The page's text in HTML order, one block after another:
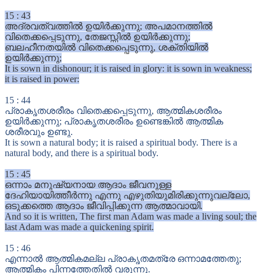
15 : 43
അദ്രവത്വത്തിൽ ഉയിർക്കുന്നു; അപമാനത്തിൽ
വിതെക്കപ്പെടുന്നു, തേജസ്സിൽ ഉയിർക്കുന്നു;
ബലഹീനതയിൽ വിതെക്കപ്പെടുന്നു, ശക്തിയിൽ
ഉയിർക്കുന്നു;
It is sown in dishonour; it is raised in glory: it is sown in weakness;
it is raised in power:
15 : 44
പ്രാകൃതശരീരം വിതെക്കപ്പെടുന്നു, ആത്മികശരീരം
ഉയിർക്കുന്നു; പ്രാകൃതശരീരം ഉണ്ടെങ്കിൽ ആത്മിക
ശരീരവും ഉണ്ടു.
It is sown a natural body; it is raised a spiritual body. There is a
natural body, and there is a spiritual body.
15 : 45
ഒന്നാം മനുഷ്യനായ ആദാം ജീവനുള്ള
ദേഹിയായിത്തീർന്നു എന്നു എഴുതിയുമിരിക്കുന്നുവല്ലോ,
ഒടുക്കത്തെ ആദാം ജീവിപ്പിക്കുന്ന ആത്മാവായി.
And so it is written, The first man Adam was made a living soul; the
last Adam was made a quickening spirit.
15 : 46
എന്നാൽ ആത്മികമല്ല പ്രാകൃതമത്രേ ഒന്നാമത്തേതു;
ആത്മികം പിന്നത്തേതിൽ വരുന്നു.